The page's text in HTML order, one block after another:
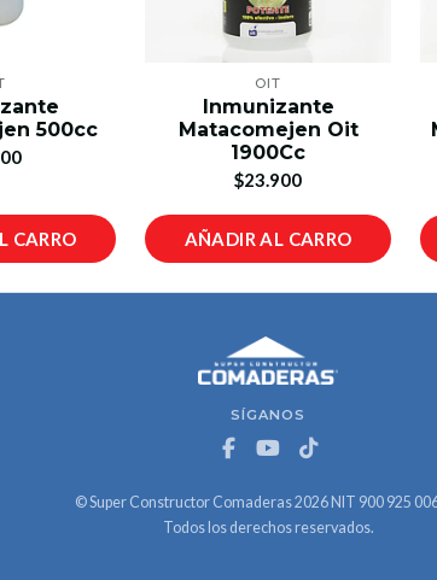
500cc
CARRO
OIT
Inmunizante
Matacomejen Oit
1900Cc
$23.900
AÑADIR AL CARRO
SÍGANOS
© Super Constructor Comaderas 2026 NIT 900 925
Todos los derechos reservados.